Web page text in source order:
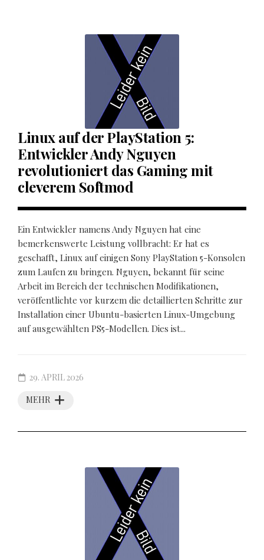
Linux auf der PlayStation 5:
Entwickler Andy Nguyen
revolutioniert das Gaming mit
cleverem Softmod
Ein Entwickler namens Andy Nguyen hat eine
bemerkenswerte Leistung vollbracht: Er hat es
geschafft, Linux auf einigen Sony PlayStation 5-Konsolen
zum Laufen zu bringen. Nguyen, bekannt für seine
Arbeit im Bereich der technischen Modifikationen,
veröffentlichte vor kurzem die detaillierten Schritte zur
Installation einer Ubuntu-basierten Linux-Umgebung
auf ausgewählten PS5-Modellen. Dies ist...
MEHR
29. APRIL 2026